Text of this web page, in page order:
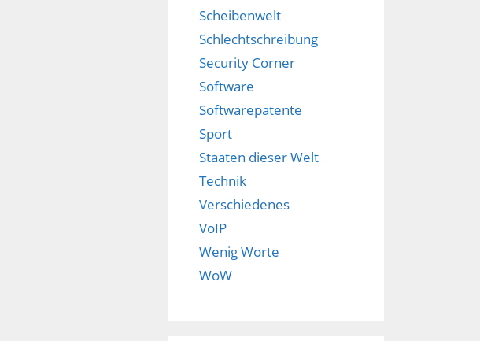
Scheibenwelt
Schlechtschreibung
Security Corner
Software
Softwarepatente
Sport
Staaten dieser Welt
Technik
Verschiedenes
VoIP
Wenig Worte
WoW